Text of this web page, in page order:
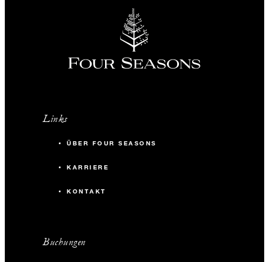
Links
ÜBER FOUR SEASONS
KARRIERE
KONTAKT
Buchungen